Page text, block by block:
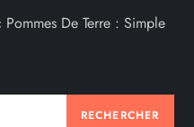
De Terre : Simple